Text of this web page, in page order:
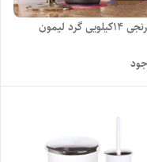
گرد لیمون